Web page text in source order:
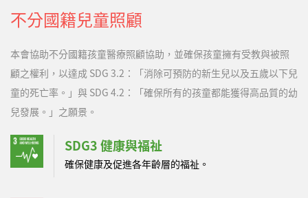
不分國籍兒童照顧
本會協助不分國籍孩童醫療照顧協助，並確保孩童擁有受教與被照
顧之權利，以達成 SDG 3.2：「消除可預防的新生兒以及五歲以下兒
童的死亡率。」與 SDG 4.2：「確保所有的孩童都能獲得高品質的幼
兒發展。」之願景。
SDG3 健康與福祉
確保健康及促進各年齡層的福祉。